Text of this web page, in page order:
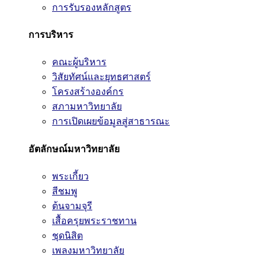
การรับรองหลักสูตร
การบริหาร
คณะผู้บริหาร
วิสัยทัศน์และยุทธศาสตร์
โครงสร้างองค์กร
สภามหาวิทยาลัย
การเปิดเผยข้อมูลสู่สาธารณะ
อัตลักษณ์มหาวิทยาลัย
พระเกี้ยว
สีชมพู
ต้นจามจุรี
เสื้อครุยพระราชทาน
ชุดนิสิต
เพลงมหาวิทยาลัย